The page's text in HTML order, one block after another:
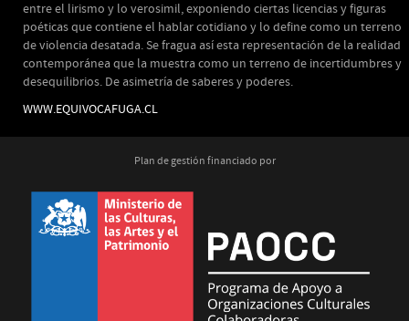
entre el lirismo y lo verosimil, exponiendo ciertas licencias y figuras
poéticas que contiene el hablar cotidiano y lo define como un terreno
de violencia desatada. Se fragua así esta representación de la realidad
contemporánea que la muestra como un terreno de incertidumbres y
desequilibrios. De asimetría de saberes y poderes.
WWW.EQUIVOCAFUGA.CL
Plan de gestión financiado por